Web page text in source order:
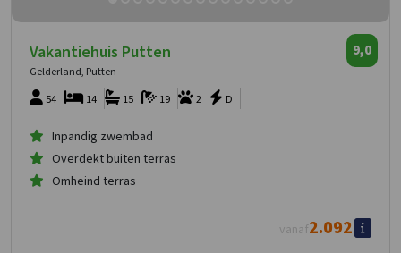
Vakantiehuis Putten
Gelderland, Putten
9,0
54 2
19
15 D
14
Inpandig zwembad
Overdekt buiten terras
Omheind terras
vanaf2.092